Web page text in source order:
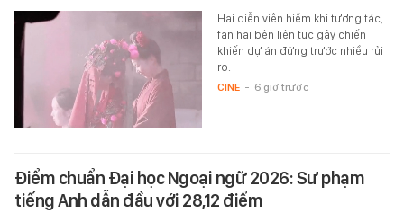
Hai diễn viên hiếm khi tương tác,
fan hai bên liên tục gây chiến
khiến dự án đứng trước nhiều rủi
ro.
CINE - 6 giờ trước
Điểm chuẩn Đại học Ngoại ngữ 2026: Sư phạm
tiếng Anh dẫn đầu với 28,12 điểm